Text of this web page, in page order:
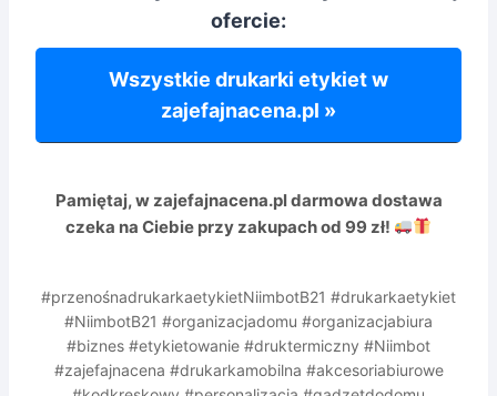
ofercie:
Wszystkie drukarki etykiet w
zajefajnacena.pl »
Pamiętaj, w zajefajnacena.pldarmowa dostawa
czeka na Ciebie przy zakupach od 99 zł!
#przenośnadrukarkaetykietNiimbotB21 #drukarkaetykiet
#NiimbotB21 #organizacjadomu #organizacjabiura
#biznes #etykietowanie #druktermiczny #Niimbot
#zajefajnacena #drukarkamobilna #akcesoriabiurowe